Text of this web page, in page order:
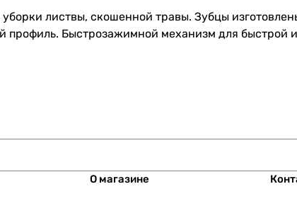
листвы, скошенной травы. Зубцы
профиль. Быстрозажимной механизм для быстрой
О магазине